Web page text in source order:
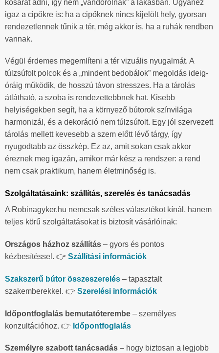
kosarat adni, így nem „vándorolnak” a lakásban. Ugyanez
igaz a cipőkre is: ha a cipőknek nincs kijelölt hely, gyorsan
rendezetlennek tűnik a tér, még akkor is, ha a ruhák rendben
vannak.
Végül érdemes megemlíteni a tér vizuális nyugalmát. A
túlzsúfolt polcok és a „mindent bedobálok” megoldás ideig-
óráig működik, de hosszú távon stresszes. Ha a tárolás
átlátható, a szoba is rendezettebbnek hat. Kisebb
helyiségekben segít, ha a környező bútorok színvilága
harmonizál, és a dekoráció nem túlzsúfolt. Egy jól szervezett
tárolás mellett kevesebb a szem előtt lévő tárgy, így
nyugodtabb az összkép. Ez az, amit sokan csak akkor
éreznek meg igazán, amikor már kész a rendszer: a rend
nem csak praktikum, hanem életminőség is.
Szolgáltatásaink: szállítás, szerelés és tanácsadás
A Robinagyker.hu nemcsak széles választékot kínál, hanem
teljes körű szolgáltatásokat is biztosít vásárlóinak:
Országos házhoz szállítás – gyors és pontos
kézbesítéssel. 👉 Szállítási információk
Szakszerű bútor összeszerelés – tapasztalt
szakemberekkel. 👉 Szerelési információk
Időpontfoglalás bemutatóterembe – személyes
konzultációhoz. 👉 Időpontfoglalás
Személyre szabott tanácsadás – hogy biztosan a legjobb